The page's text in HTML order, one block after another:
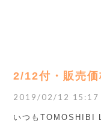
2/12付・販売
2019/02/12 15:17
いつもTOMOSHIBI